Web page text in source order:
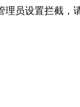
员设置拦截，